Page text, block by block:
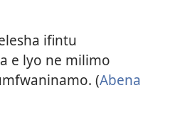
ifintu
e lyo ne milimo
(Abena